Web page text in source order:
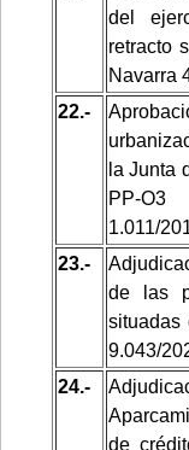
del
retracto
Navarra
22.-
la Junta
PP-O3
1.011/
23.-
de las
situadas
9.043/
24.-
de